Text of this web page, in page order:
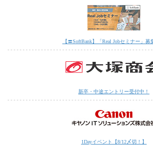
【〓SoftBank】「Real Jobセミナー」募
新卒・中途エントリー受付中！
1Dayイベント【8/12〆切！】